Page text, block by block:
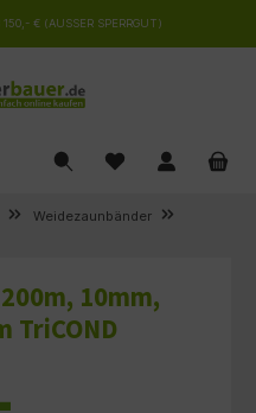
€ (AUSSER SPERRGUT)
Weidezaunbänder
10mm,
TriCOND